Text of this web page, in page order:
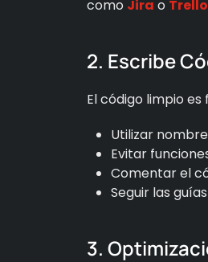
como Jira o Trello
2. Escribe
El código limpio
Utilizar
Evitar
Comentar el
Seguir las
3.